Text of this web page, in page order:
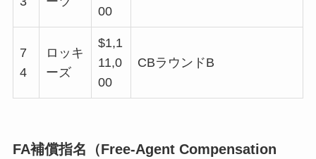
00
7
4
ロッキ
ーズ
$1,1
11,0
00
CBラウンドB
FA補償指名（Free-Agent Compensation